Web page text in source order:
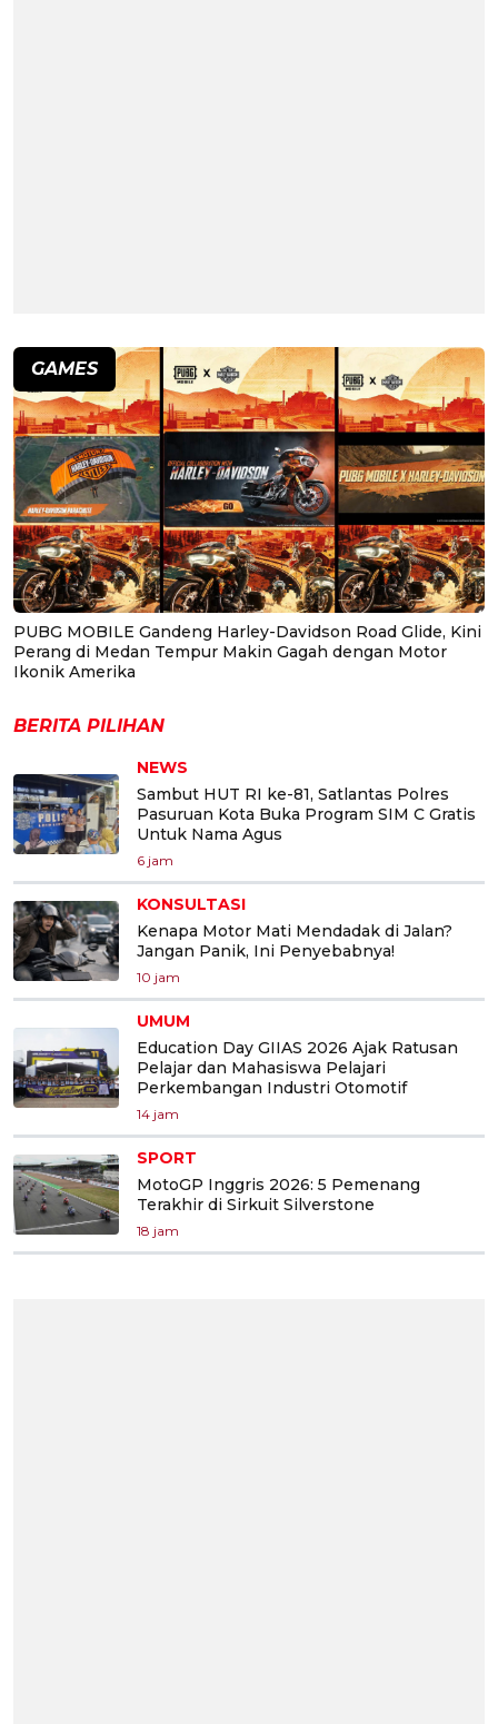
GAMES
PUBG MOBILE Gandeng Harley-Davidson Road Glide, Kini
Perang di Medan Tempur Makin Gagah dengan Motor
Ikonik Amerika
BERITA PILIHAN
NEWS
Sambut HUT RI ke-81, Satlantas Polres
Pasuruan Kota Buka Program SIM C Gratis
Untuk Nama Agus
6 jam
KONSULTASI
Kenapa Motor Mati Mendadak di Jalan?
Jangan Panik, Ini Penyebabnya!
10 jam
UMUM
Education Day GIIAS 2026 Ajak Ratusan
Pelajar dan Mahasiswa Pelajari
Perkembangan Industri Otomotif
14 jam
SPORT
MotoGP Inggris 2026: 5 Pemenang
Terakhir di Sirkuit Silverstone
18 jam